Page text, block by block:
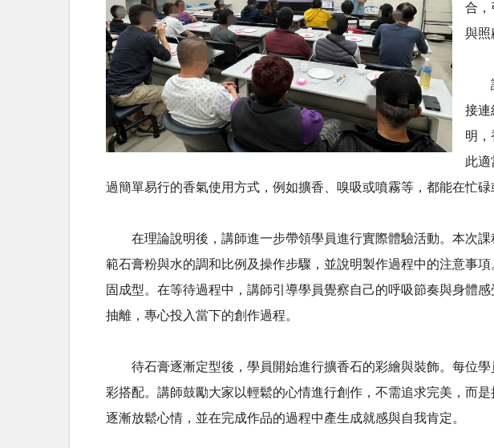
合，
與照
課
接連
明，
此適
過簡單易行的香氣使用方式，例如擴香、嗅吸或噴霧等，都能在忙
在理論說明後，講師進一步帶領學員進行實際體驗活動。本次課
範石膏粉與水的調和比例及操作步驟，並說明製作過程中的注意事
固成型。在等待過程中，講師引導學員覺察自己的呼吸節奏與身體
抽離，專心投入當下的創作過程。
待石膏逐漸定型後，學員開始進行擴香石的彩繪與裝飾。每位學
彩搭配。講師鼓勵大家以輕鬆的心情進行創作，不需追求完美，而
逐漸放鬆心情，並在完成作品的過程中產生成就感與自我肯定。